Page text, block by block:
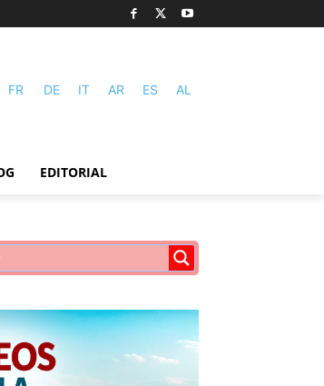
FR DE IT AR ES AL
EDITORIAL